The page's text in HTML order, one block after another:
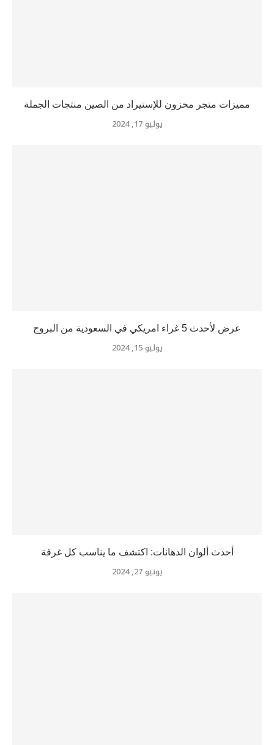
مميزات متجر مخزون للإستيراد من الصين منتجات الجملة
يوليو 17, 2024
عرض لأحدث 5 غراء امريكي في السعودية من البروج
يوليو 15, 2024
أحدث ألوان الدهانات: اكتشف ما يناسب كل غرفة
يونيو 27, 2024